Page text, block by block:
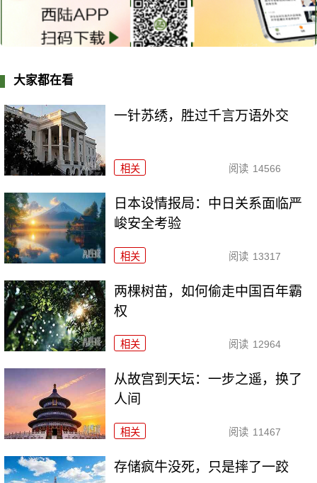
大家都在看
一针苏绣，胜过千言万语外交
相关 阅读 14566
日本设情报局：中日关系面临严
峻安全考验
相关 阅读 13317
两棵树苗，如何偷走中国百年霸
权
相关 阅读 12964
从故宫到天坛：一步之遥，换了
人间
相关 阅读 11467
存储疯牛没死，只是摔了一跤